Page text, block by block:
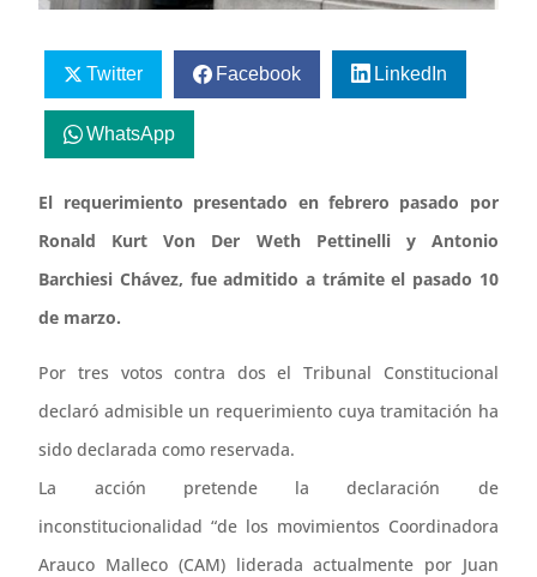
Twitter Facebook LinkedIn
WhatsApp
El requerimiento presentado en febrero pasado por
Ronald Kurt Von Der Weth Pettinelli y Antonio
Barchiesi Chávez, fue admitido a trámite el pasado 10
de marzo.
Por tres votos contra dos el Tribunal Constitucional
declaró admisible un requerimiento cuya tramitación ha
sido declarada como reservada.
La acción pretende la declaración de
inconstitucionalidad “de los movimientos Coordinadora
Arauco Malleco (CAM) liderada actualmente por Juan